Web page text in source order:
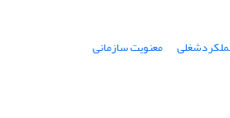
معنویت سازمانی